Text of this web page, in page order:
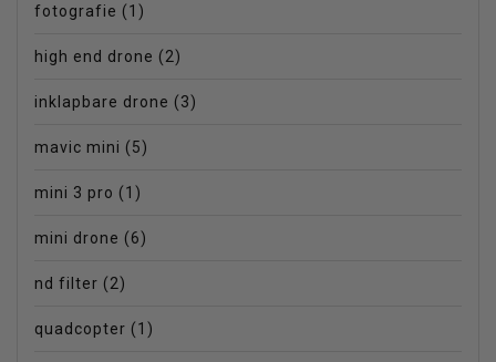
fotografie (1)
high end drone (2)
inklapbare drone (3)
mavic mini (5)
mini 3 pro (1)
mini drone (6)
nd filter (2)
quadcopter (1)